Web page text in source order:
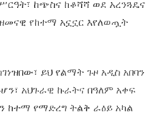
ከጭስና ከቆሻሻ ወደ አረንጓዴና
የከተማ አኗኗር እየለወጧት
ይህ የልማት ጉዞ አዲስ አበባን
አህጉራዊ ኩራትና በዓለም አቀፍ
ከተማ የማድረግ ትልቅ ራዕይ አካል